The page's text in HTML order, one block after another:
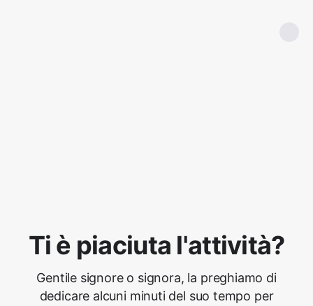
Ti è piaciuta l'attività?
Gentile signore o signora, la preghiamo di
dedicare alcuni minuti del suo tempo per